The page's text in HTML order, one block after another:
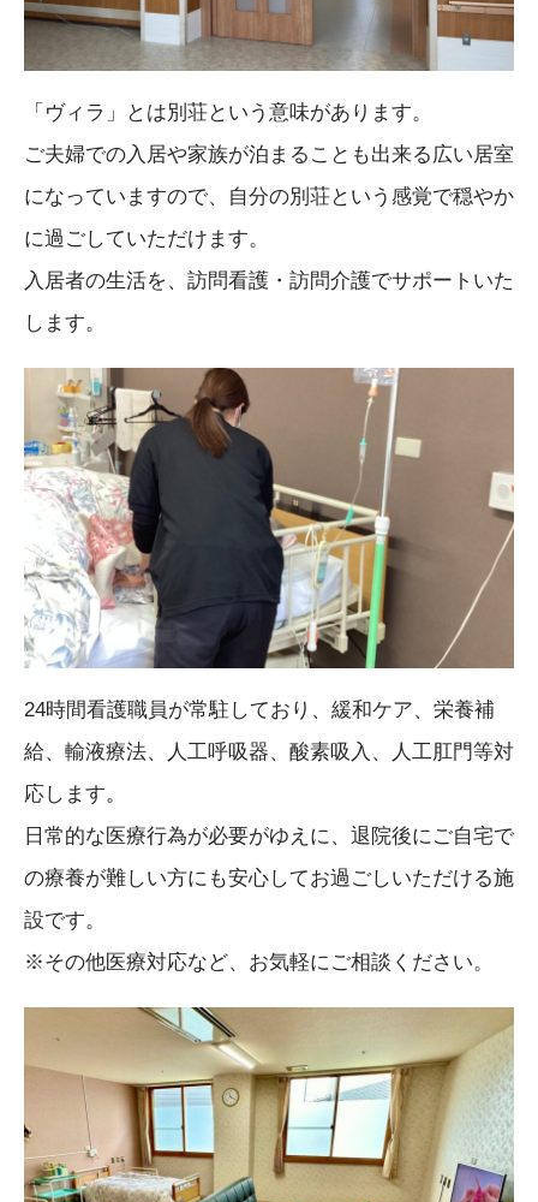
「ヴィラ」とは別荘という意味があります。
ご夫婦での入居や家族が泊まることも出来る広い居室
になっていますので、自分の別荘という感覚で穏やか
に過ごしていただけます。
入居者の生活を、訪問看護・訪問介護でサポートいた
します。
24時間看護職員が常駐しており、緩和ケア、栄養補
給、輸液療法、人工呼吸器、酸素吸入、人工肛門等対
応します。
日常的な医療行為が必要がゆえに、退院後にご自宅で
の療養が難しい方にも安心してお過ごしいただける施
設です。
※その他医療対応など、お気軽にご相談ください。